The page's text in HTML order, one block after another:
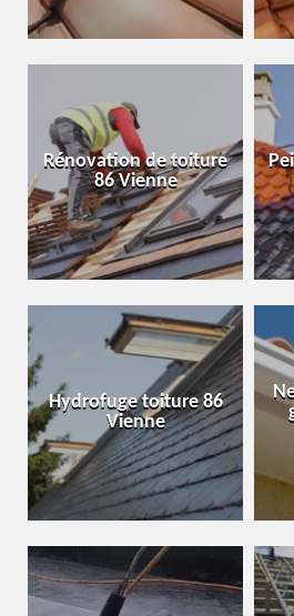
Rénovation de toiture
86 Vienne
Hydrofuge toiture 86
Vienne